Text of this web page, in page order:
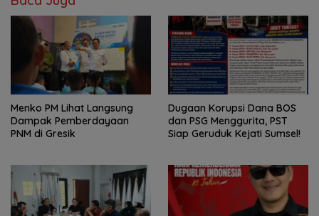
Menko PM Lihat Langsung
Dampak Pemberdayaan
PNM di Gresik
Dugaan Korupsi Dana BOS
dan PSG Menggurita, PST
Siap Geruduk Kejati Sumsel!